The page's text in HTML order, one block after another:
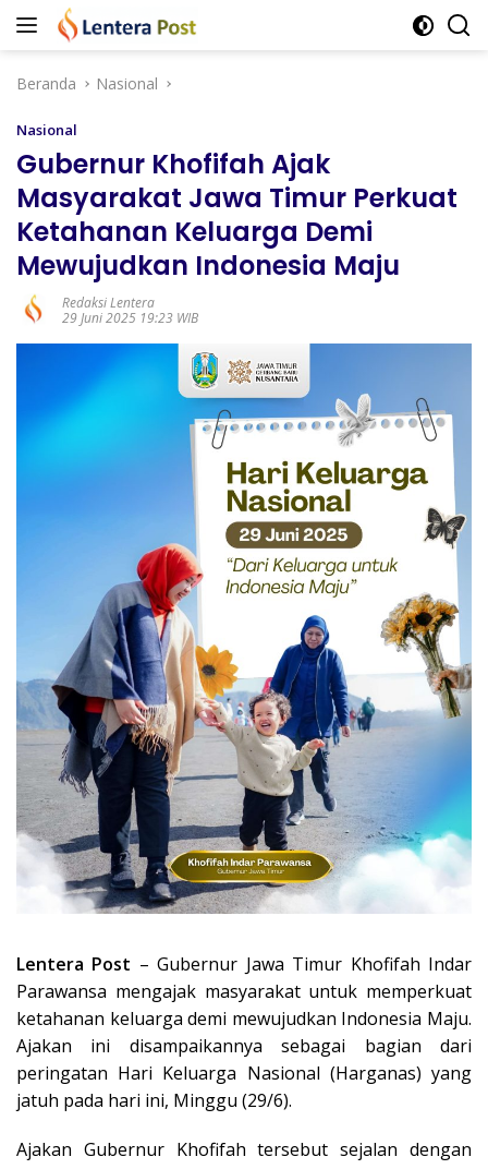
Langsung
Beranda
Nasional
Nasional
Gubernur Khofifah Ajak
Masyarakat Jawa Timur Perkuat
Ketahanan Keluarga Demi
Mewujudkan Indonesia Maju
Redaksi Lentera
29 Juni 2025 19:23 WIB
Lentera Post – Gubernur Jawa Timur Khofifah Indar
Parawansa mengajak masyarakat untuk memperkuat
ketahanan keluarga demi mewujudkan Indonesia Maju.
Ajakan ini disampaikannya sebagai bagian dari
peringatan Hari Keluarga Nasional (Harganas) yang
jatuh pada hari ini, Minggu (29/6).
Ajakan Gubernur Khofifah tersebut sejalan dengan